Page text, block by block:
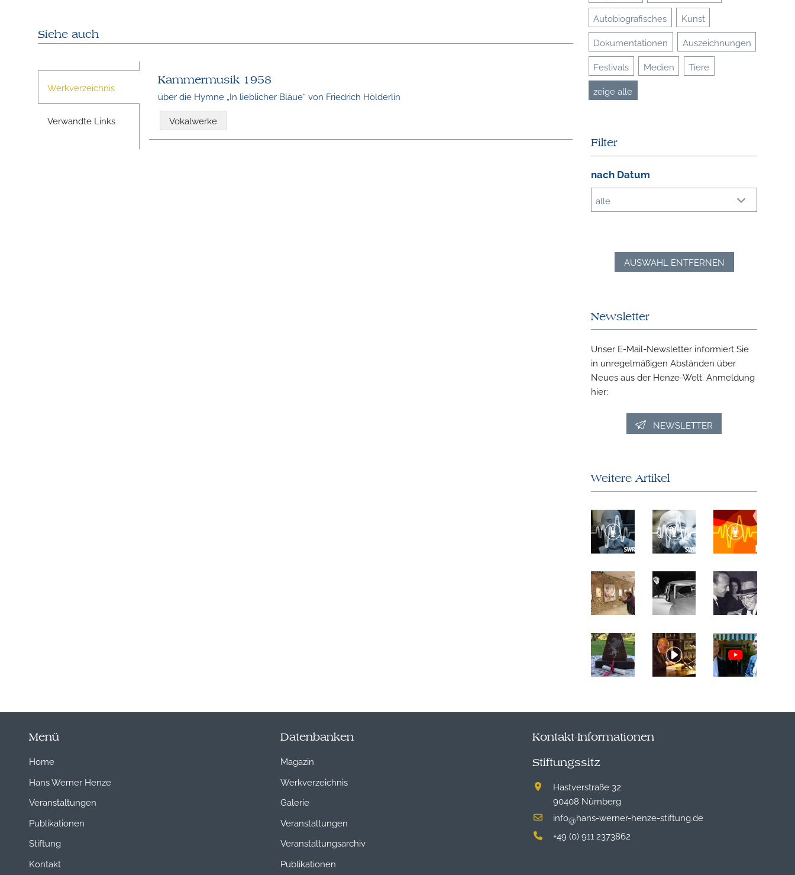
Siehe auch
Werkverzeichnis
Verwandte Links
Kammermusik 1958
über die Hymne „In lieblicher Bläue“ von Friedrich Hölderlin
Vokalwerke
Autobiografisches Kunst
Dokumentationen Auszeichnungen
Festivals Medien Tiere
zeige alle
Filter
nach Datum
alle
AUSWAHL ENTFERNEN
Newsletter
Unser E-Mail-Newsletter informiert Sie
in unregelmäßigen Abständen über
Neues aus der Henze-Welt. Anmeldung
hier:
NEWSLETTER
Weitere Artikel
Menü
Home
Hans Werner Henze
Veranstaltungen
Publikationen
Stiftung
Kontakt
Datenbanken
Magazin
Werkverzeichnis
Galerie
Veranstaltungen
Veranstaltungsarchiv
Publikationen
Kontakt-Informationen
Stiftungssitz
Hastverstraße 32
90408 Nürnberg
info@hans-werner-henze-stiftung.de
+49 (0) 911 2373862